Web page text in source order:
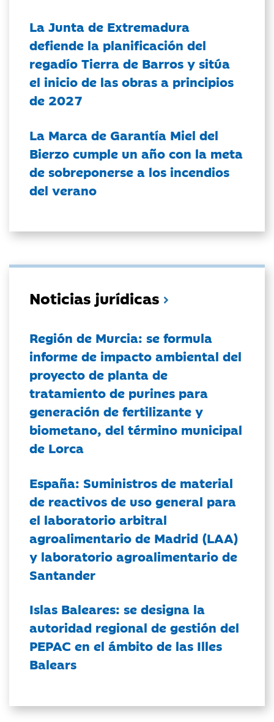
La Junta de Extremadura
defiende la planificación del
regadío Tierra de Barros y sitúa
el inicio de las obras a principios
de 2027
La Marca de Garantía Miel del
Bierzo cumple un año con la meta
de sobreponerse a los incendios
del verano
Noticias jurídicas
Región de Murcia: se formula
informe de impacto ambiental del
proyecto de planta de
tratamiento de purines para
generación de fertilizante y
biometano, del término municipal
de Lorca
España: Suministros de material
de reactivos de uso general para
el laboratorio arbitral
agroalimentario de Madrid (LAA)
y laboratorio agroalimentario de
Santander
Islas Baleares: se designa la
autoridad regional de gestión del
PEPAC en el ámbito de las Illes
Balears